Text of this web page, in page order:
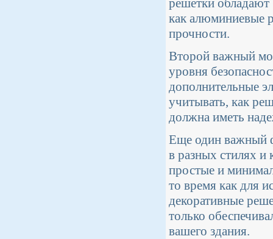
решетки
как алюминиевые
прочности.
Второй важный
уровня
дополнительные
учитывать, как
должна иметь
Еще один важный
в разных стилях
простые и
то время как для
декоративные
только
вашего здания.